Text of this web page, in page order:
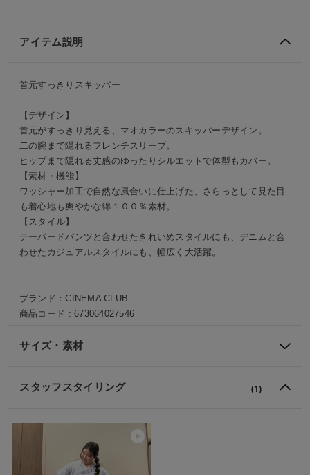
アイテム説明
首元すっきりスキッパー
【デザイン】
首元がすっきり見える、マオカラーのスキッパーデザイン。
二の腕まで隠れるフレンチスリーブ。
ヒップまで隠れる丈感のゆったりシルエットで体型もカバー。
【素材・機能】
ワッシャー加工で自然な風合いに仕上げた、さらっとして見た目
も着心地も爽やかな綿１００％素材。
【スタイル】
テーパードパンツと合わせたきれいめスタイルにも、デニムと合
わせたカジュアルスタイルにも、幅広く大活躍。
ブランド：CINEMA CLUB
商品コード :673064027546
サイズ・素材
スタッフスタイリング (1)